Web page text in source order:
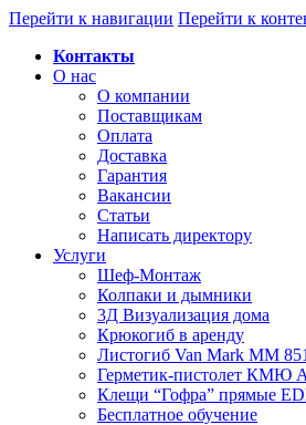
Перейти к навигации Перейти к
Контакты
О нас
О компании
Поставщикам
Оплата
Доставка
Гарантия
Вакансии
Статьи
Написать директору
Услуги
Шеф-Монтаж
Колпаки и дымники
3Д Визуализация дома
Крюкогиб в аренду
Листогиб Van Mark MM
Герметик-пистолет КМЮ
Клещи “Гофра” прямые
Бесплатное обучение